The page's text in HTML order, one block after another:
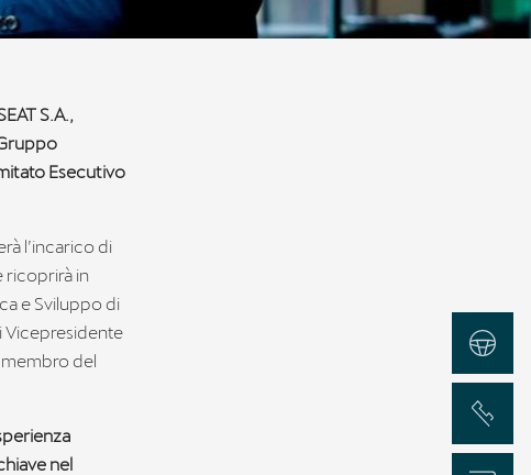
S.A.,
Esecutivo
l’incarico di
ricoprirà in
e Sviluppo di
Vicepresidente
del
nel
Test Drive
Chiama